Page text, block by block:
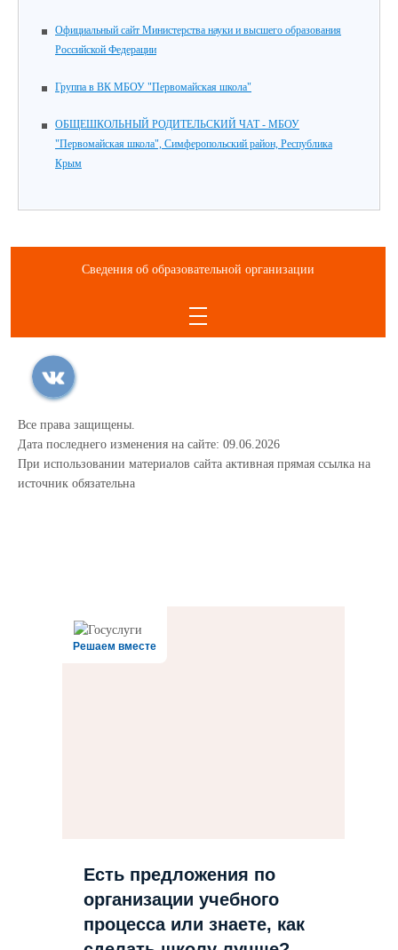
Официальный сайт Министерства науки и высшего образования
Российской Федерации
Группа в ВК МБОУ "Первомайская школа"
ОБЩЕШКОЛЬНЫЙ РОДИТЕЛЬСКИЙ ЧАТ - МБОУ
"Первомайская школа", Симферопольский район, Республика
Крым
Сведения об образовательной организации
Все права защищены.
Дата последнего изменения на сайте: 09.06.2026
При использовании материалов сайта активная прямая ссылка на
источник обязательна
Решаем вместе
Есть предложения по
организации учебного
процесса или знаете, как